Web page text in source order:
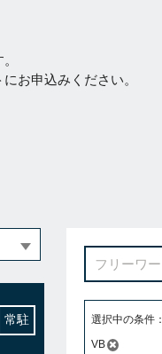
お申込みください。
選択中の条件：
VB
常駐